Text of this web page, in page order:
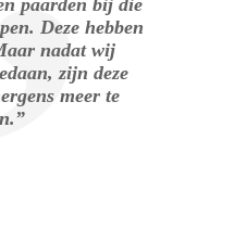
Deze hebben
nadat wij
zijn deze
meer te